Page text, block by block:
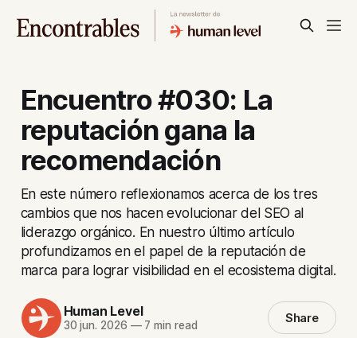
Encuentro #030: La
reputación gana la
recomendación
En este número reflexionamos acerca de los tres
cambios que nos hacen evolucionar del SEO al
liderazgo orgánico. En nuestro último artículo
profundizamos en el papel de la reputación de
marca para lograr visibilidad en el ecosistema digital.
Human Level
30 jun. 2026 —7 min read Share